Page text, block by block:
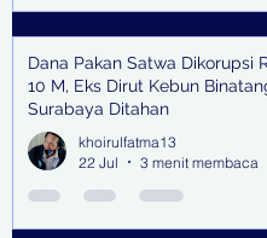
Dana Pakan Satwa Dikorupsi
10 M, Eks Dirut Kebun
Surabaya Ditahan
khoirulfatma13
22 Jul
3 menit membaca